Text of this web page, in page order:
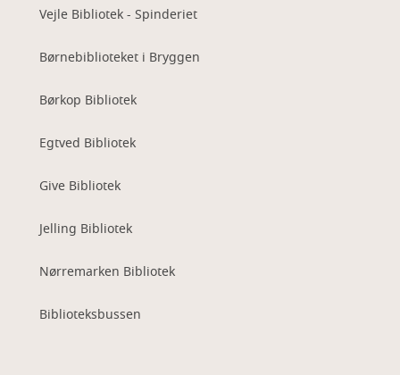
Vejle Bibliotek - Spinderiet
Børnebiblioteket i Bryggen
Børkop Bibliotek
Egtved Bibliotek
Give Bibliotek
Jelling Bibliotek
Nørremarken Bibliotek
Biblioteksbussen